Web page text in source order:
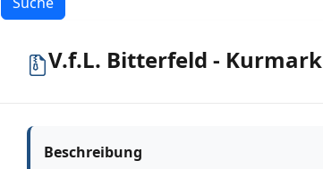
V.f.L. Bitterfeld - Kurmark
Beschreibung